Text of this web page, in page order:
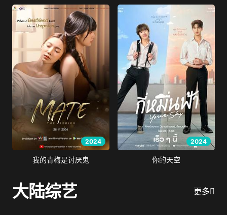
2024
我的青梅是讨厌鬼
2024
你的天空
大陆综艺 更多